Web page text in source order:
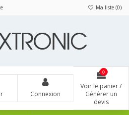
Ma liste (0)
Connexion
0
Voir le panier /
Générer un
devis